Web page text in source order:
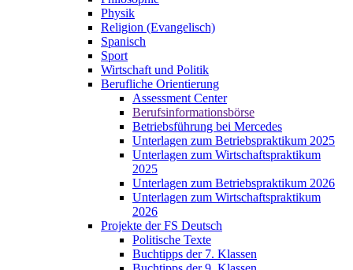
Physik
Religion (Evangelisch)
Spanisch
Sport
Wirtschaft und Politik
Berufliche Orientierung
Assessment Center
Berufsinformationsbörse
Betriebsführung bei Mercedes
Unterlagen zum Betriebspraktikum 2025
Unterlagen zum Wirtschaftspraktikum
2025
Unterlagen zum Betriebspraktikum 2026
Unterlagen zum Wirtschaftspraktikum
2026
Projekte der FS Deutsch
Politische Texte
Buchtipps der 7. Klassen